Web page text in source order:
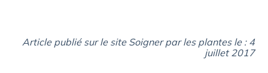
Article publié sur le site Soigner par les plantes le : 4
juillet 2017